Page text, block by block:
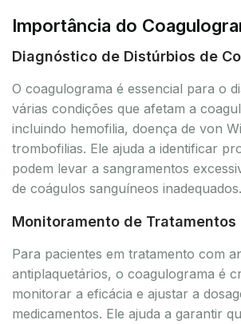
Importância do
Diagnóstico de Distúrbios de
O coagulograma é essencial para o
várias condições que afetam a
incluindo hemofilia, doença de von
trombofilias. Ele ajuda a identificar
podem levar a sangramentos
de coágulos sanguíneos inadequados.
Monitoramento de Tratamentos
Para pacientes em tratamento com
antiplaquetários, o coagulograma é
monitorar a eficácia e ajustar a
medicamentos. Ele ajuda a garantir